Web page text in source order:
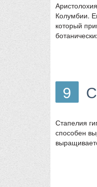
Колумбии.
который
9
Стапелия
способен